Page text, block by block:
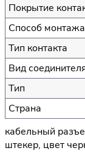
Покрытие
Способ монтажа
Тип контакта
Вид
Тип
Страна
кабельный
штекер, цвет